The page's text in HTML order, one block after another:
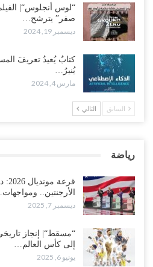
“لوس أنجلوس“|
صفر” يترشح…
ديسمبر 19, 2024
كتابٌ يُعيدُ تعريفَ
يُنيرُ…
مارس 4, 2024
السابق التالي
رياضة
الأرجنتين..
ديسمبر 7, 2025
“مسقط“| إنجاز
إلى كأس العالم…
يونيو 6, 2025